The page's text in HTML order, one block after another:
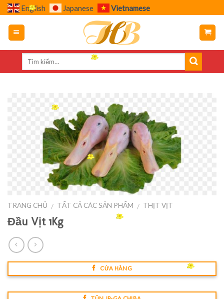
Skip
content
English Japanese Vietnamese
TRANG CHỦ / TẤT CẢ CÁC SẢN PHẨM / THỊT VỊT
Đầu Vịt 1Kg
CỬA HÀNG